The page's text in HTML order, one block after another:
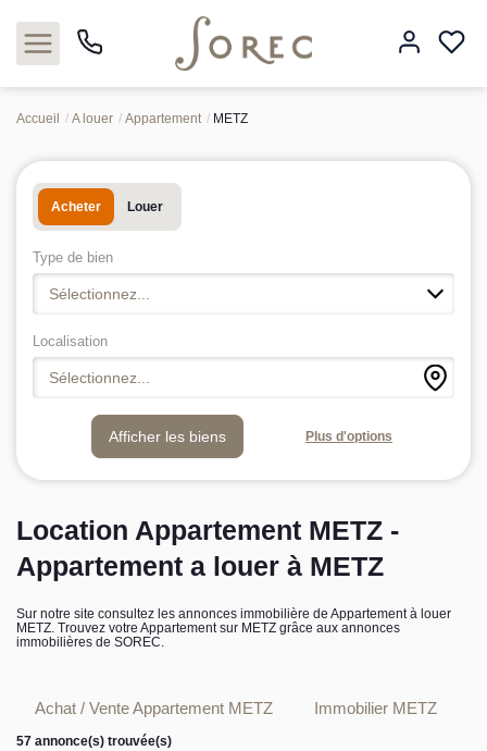
Acheter
Louer
Estimer
Neuf
Gestion
Syndic
L’équipe sorec
Recrutement
Accueil A louer Appartement METZ
Acheter Louer
Type de bien
Sélectionnez...
Localisation
Sélectionnez...
Plus d'options
Location Appartement METZ -
Appartement a louer à METZ
Sur notre site consultez les annonces immobilière de Appartement à louer
METZ. Trouvez votre Appartement sur METZ grâce aux annonces
immobilières de SOREC.
Achat / Vente Appartement METZ Immobilier METZ
57 annonce(s) trouvée(s)